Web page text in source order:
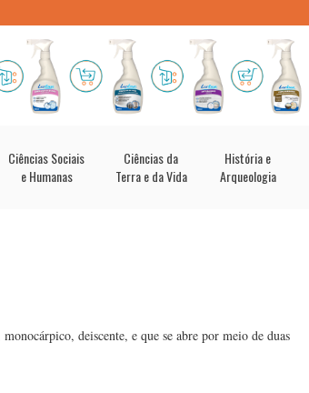
Ciências Sociais
e Humanas
Ciências da
Terra e da Vida
História e
Arqueologia
deiscente, e que se abre por meio de duas